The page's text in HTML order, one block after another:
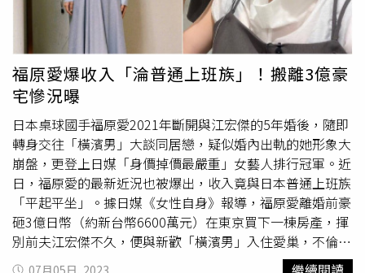
民事事件，並非誘拐刑事案件。據《東京體育報》報導，福
原愛在離婚風波後，人氣方面絲毫沒有下降，她除了在青森
大學擔任
客座副教授
，在大陸更擁有超多贊助廠商，不過若
真的如江宏傑律師大淵愛子所說的，案件成誘拐刑事案件，
是犯罪行為，那後果可能難以想像，可能會面臨人間煉獄。
大型廣告公司相關人士也分析，如果福原愛真成為被告，其
形象下滑程度將無法估計，與她合作的品牌也可能會被影
響，此外日本近幾年也非常重視常規，所以福原愛在日本零
代言的機率非常大，而雖然福原愛在大陸擁有高人氣，不過
廣告公司相關人士也表示，大陸近年對犯罪公眾人物的容忍
度極低，如果福原愛真成為被告，她恐面臨到代言全丟、零
收入的慘況。
福原愛爆收入「淪普通上班族」！搬離3億豪
宅慘況曝
日本桌球國手福原愛2021年斷開與江宏傑的5年婚後，隨即
轉身交往「橫濱男」大談同居戀，疑似婚內出軌的她形象大
崩盤，更登上日媒「身價掉價最嚴重」女藝人排行冠軍。近
日，福原愛的最新近況也被爆出，收入竟與日本普通上班族
「平起平坐」。據日媒《女性自身》報導，福原愛離婚前豪
砸3億日幣（約新台幣6600萬元）在東京買下一棟房產，揮
別前夫江宏傑不久，便與新歡「橫濱男」入住愛巢，不倫戀
醜聞爆發連帶重創她的演藝事業，去年她轉戰母校青森大學